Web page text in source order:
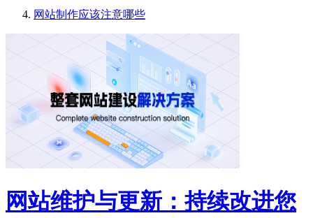
网站制作应该注意哪些
网站维护与更新：持续改进您